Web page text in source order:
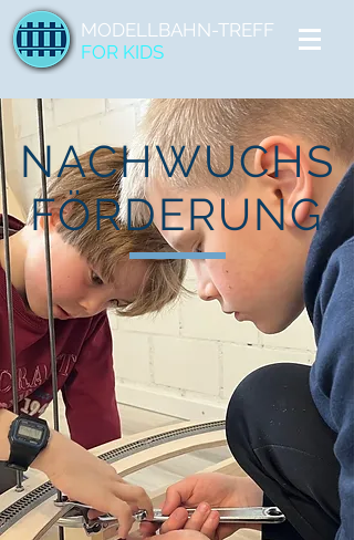
MODELLBAHN-TREFF
FOR KIDS
NACHWUCHS
FÖRDERUNG